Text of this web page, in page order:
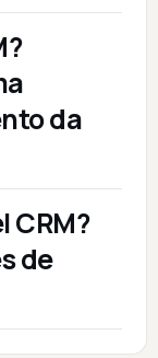
da
CRM?
de